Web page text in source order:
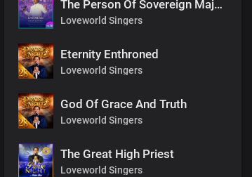
The Person Of Sovereign Majesty
Loveworld Singers
Eternity Enthroned
Loveworld Singers
God Of Grace And Truth
Loveworld Singers
The Great High Priest
Loveworld Singers